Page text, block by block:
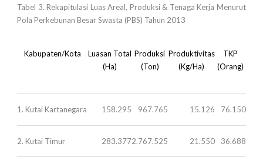
Tabel 3. Rekapitulasi Luas Areal, Produksi & Tenaga Kerja Menurut
Pola Perkebunan Besar Swasta (PBS) Tahun 2013
Kabupaten/Kota
Luasan Total
(Ha)
Produksi
(Ton)
Produktivitas
(Kg/Ha)
TKP
(Orang)
1. Kutai Kartanegara 158.295 967.765 15.126 76.150
2. Kutai Timur 283.3772.767.525 21.550 36.688